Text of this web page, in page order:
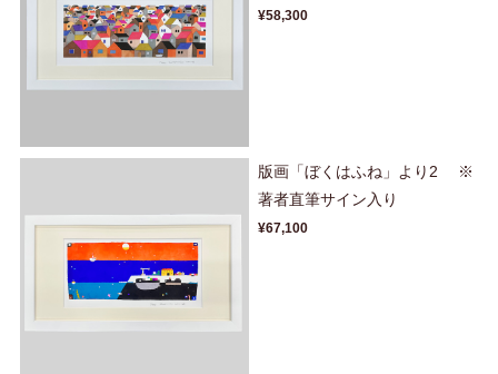
¥58,300
版画「ぼくはふね」より2 ※
著者直筆サイン入り
¥67,100